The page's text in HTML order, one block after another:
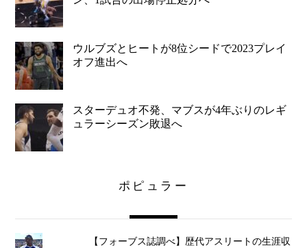
ウルブズとヒートが8位シードで2023プレイ
オフ進出へ
スターデュオ不発、マブスが4年ぶりのレギ
ュラーシーズン敗退へ
ポピュラー
【フォーブス誌調べ】歴代アスリートの生涯収